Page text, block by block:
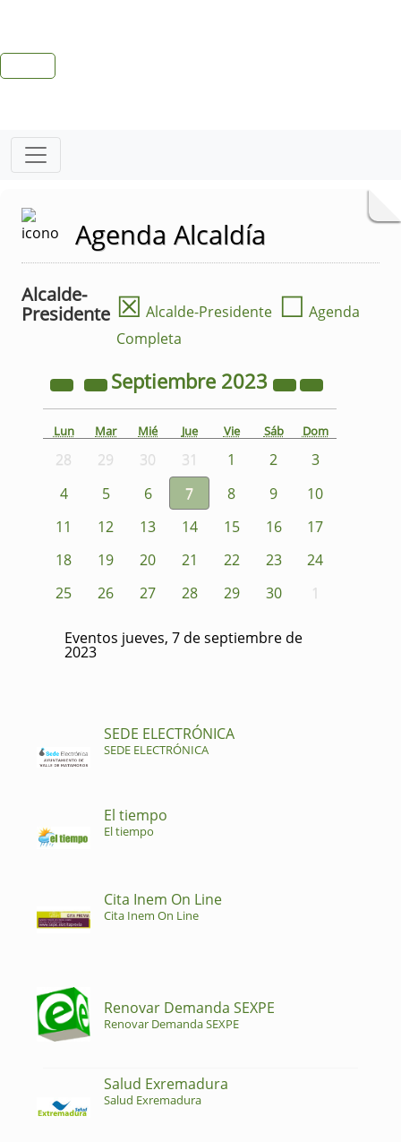
Agenda Alcaldía
Alcalde-
Presidente ☒ Alcalde-Presidente ☐ Agenda
Completa
Septiembre 2023
Lun Mar Mié Jue Vie Sáb Dom
28 29 30 31 1 2
3
4
5 6 7 8 9
10
11
12 13 14 15 16
17
18
19 20 21 22 23
24
25
26 27 28 29 30 1
Eventos jueves, 7 de septiembre de
2023
SEDE ELECTRÓNICA
SEDE ELECTRÓNICA
El tiempo
El tiempo
Cita Inem On Line
Cita Inem On Line
Renovar Demanda SEXPE
Renovar Demanda SEXPE
Salud Exremadura
Salud Exremadura